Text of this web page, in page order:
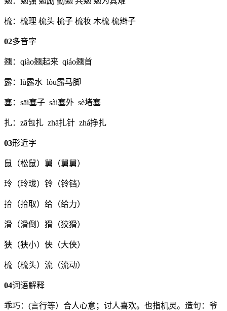
梳：梳理 梳头 梳子 梳妆 木梳 梳辫子
02多音字
翘：qiào翘起来 qiáo翘首
露：lù露水 lòu露马脚
塞：sāi塞子 sài塞外 sè堵塞
扎：zā包扎 zhā扎针 zhá挣扎
03形近字
鼠（松鼠）舅（舅舅）
玲（玲珑）铃（铃铛）
拾（拾取）给（给力）
滑（滑倒）猾（狡猾）
狭（狭小）侠（大侠）
梳（梳头）流（流动）
04词语解释
乖巧：(言行等）合人心意；讨人喜欢。也指机灵。造句：爷